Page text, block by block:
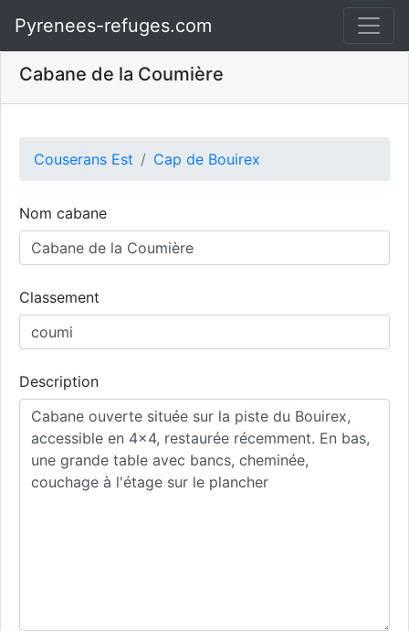
Pyrenees-refuges.com
Cabane de la Coumière
Couserans Est Cap de Bouirex
Nom cabane
Classement
Description